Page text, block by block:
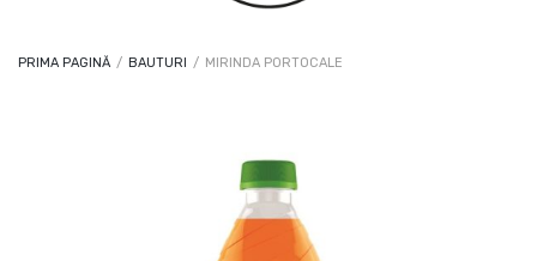
PRIMA PAGINĂ / BAUTURI / MIRINDA PORTOCALE